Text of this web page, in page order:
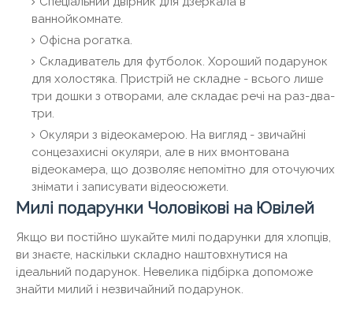
ваннойкомнате.
Офісна рогатка.
Складиватель для футболок. Хороший подарунок
для холостяка. Пристрій не складне - всього лише
три дошки з отворами, але складає речі на раз-два-
три.
Окуляри з відеокамерою. На вигляд - звичайні
сонцезахисні окуляри, але в них вмонтована
відеокамера, що дозволяє непомітно для оточуючих
знімати і записувати відеосюжети.
Милі подарунки Чоловікові на Ювілей
Якщо ви постійно шукайте милі подарунки для хлопців,
ви знаєте, наскільки складно наштовхнутися на
ідеальний подарунок. Невелика підбірка допоможе
знайти милий і незвичайний подарунок.